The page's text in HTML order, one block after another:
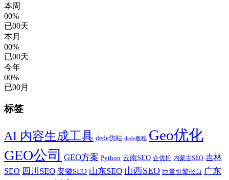
本周
00%
已00天
本月
00%
已00天
今年
00%
已00月
标签
AI 内容生成工具 dede仿站 dede教程 Geo优化
GEO公司 GEO方案 Python 云南SEO 企优托 内蒙古SEO 吉林
SEO 四川SEO 安徽SEO 山东SEO 山西SEO 巨量引擎报白 广东